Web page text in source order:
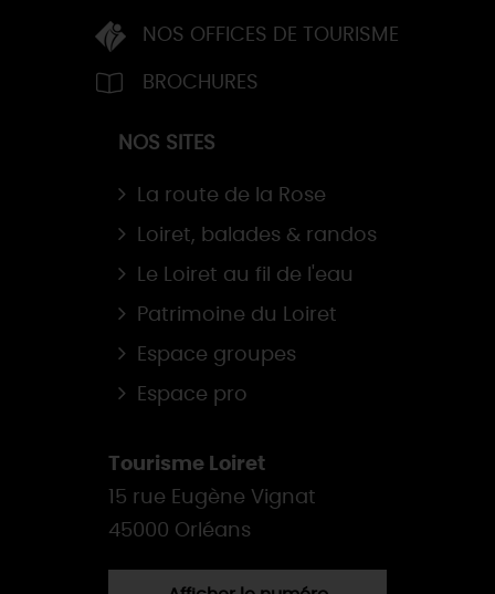
NOS OFFICES DE TOURISME
BROCHURES
NOS SITES
La route de la Rose
Loiret, balades & randos
Le Loiret au fil de l'eau
Patrimoine du Loiret
Espace groupes
Espace pro
Tourisme Loiret
15 rue Eugène Vignat
45000 Orléans